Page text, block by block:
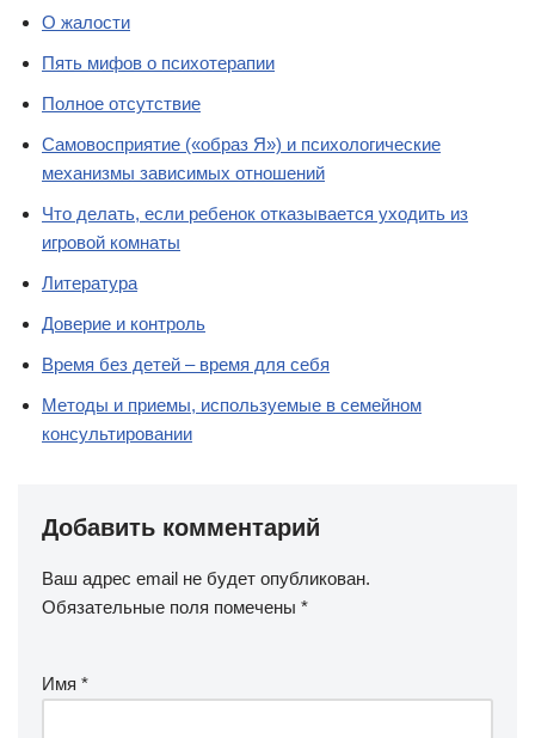
О жалости
Пять мифов о психотерапии
Полное отсутствие
Самовосприятие («образ Я») и психологические
механизмы зависимых отношений
Что делать, если ребенок отказывается уходить из
игровой комнаты
Литература
Доверие и контроль
Время без детей – время для себя
Методы и приемы, используемые в семейном
консультировании
Добавить комментарий
Ваш адрес email не будет опубликован.
Обязательные поля помечены *
Имя *